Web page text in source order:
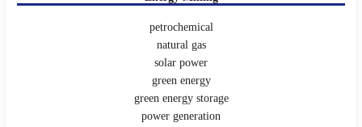
petrochemical
natural gas
solar power
green energy
green energy storage
power generation